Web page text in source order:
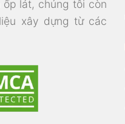
lát, chúng tôi còn
xây dựng từ các